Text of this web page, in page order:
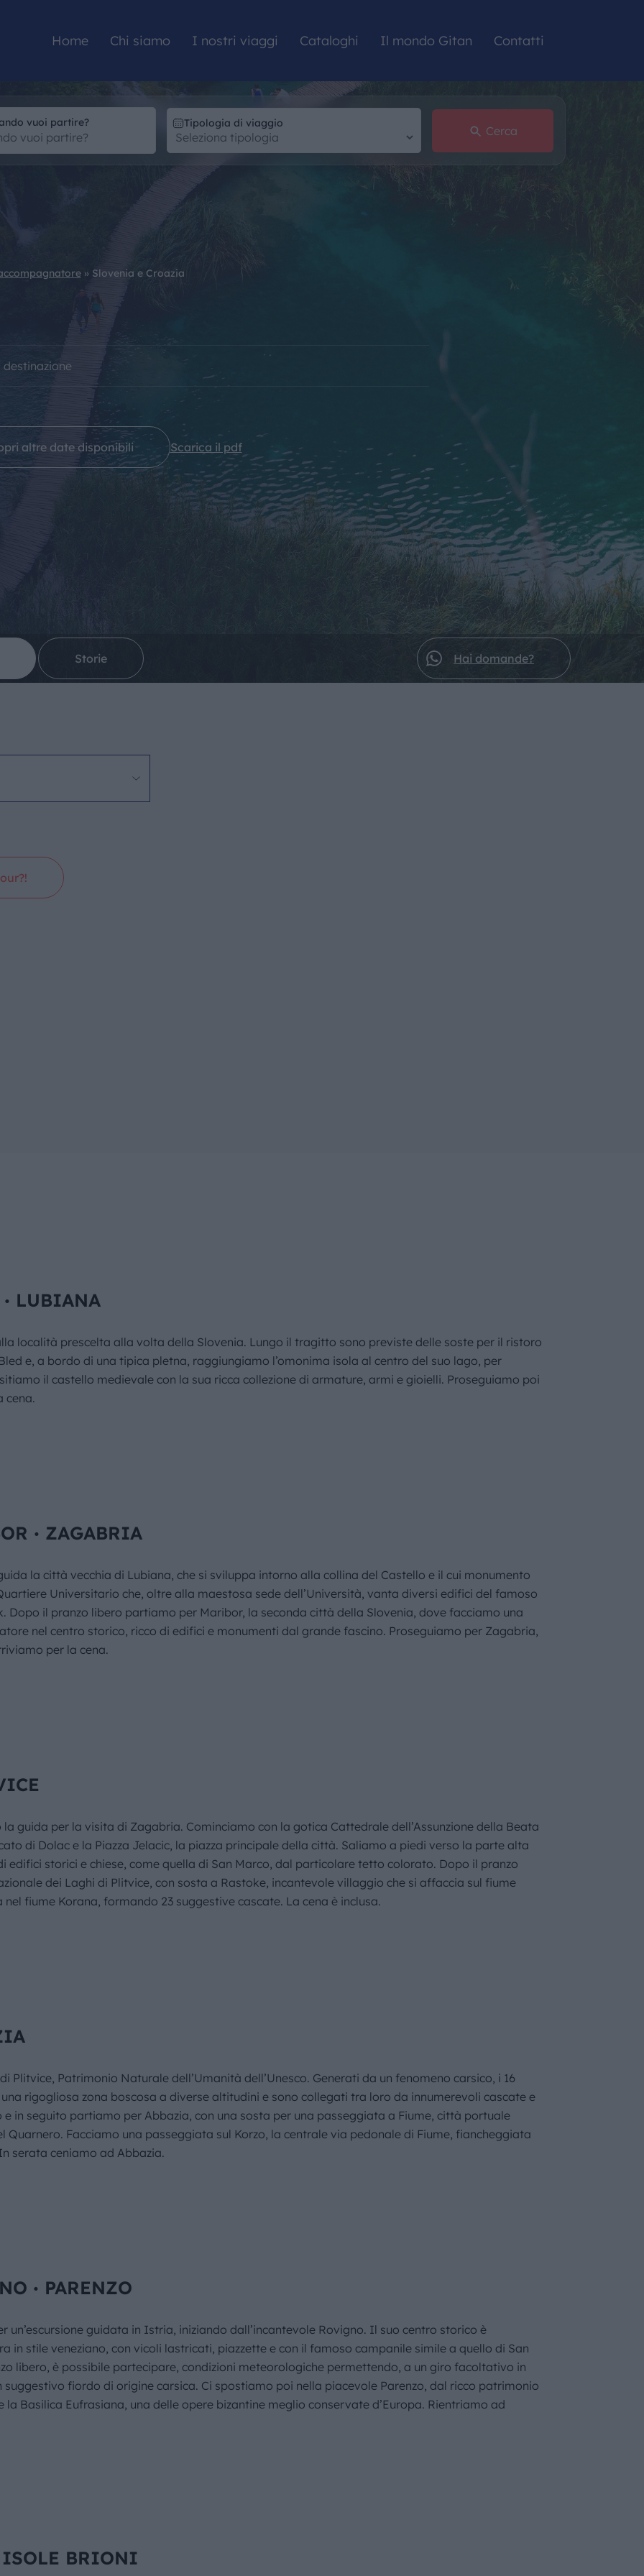
Home Chi siamo I nostri viaggi Cataloghi Il mondo Gitan Contatti
vuoi partire? Tipologia di viaggio
Cerca
CHI SIAMO
CATALOGHI
»Slovenia e Croazia
altre date disponibili Scarica il pdf
Storie Hai domande?
∙ LUBIANA
località prescelta alla volta della Slovenia. Lungo il tragitto sono previste delle soste per il ristoro
e, a bordo di una tipica pletna, raggiungiamo l’omonima isola al centro del suo lago, per
il castello medievale con la sua ricca collezione di armature, armi e gioielli. Proseguiamo poi
cena.
∙ ZAGABRIA
la città vecchia di Lubiana, che si sviluppa intorno alla collina del Castello e il cui monumento
Universitario che, oltre alla maestosa sede dell’Università, vanta diversi edifici del famoso
Dopo il pranzo libero partiamo per Maribor, la seconda città della Slovenia, dove facciamo una
nel centro storico, ricco di edifici e monumenti dal grande fascino. Proseguiamo per Zagabria,
per la cena.
guida per la visita di Zagabria. Cominciamo con la gotica Cattedrale dell’Assunzione della Beata
di Dolac e la Piazza Jelacic, la piazza principale della città. Saliamo a piedi verso la parte alta
edifici storici e chiese, come quella di San Marco, dal particolare tetto colorato. Dopo il pranzo
dei Laghi di Plitvice, con sosta a Rastoke, incantevole villaggio che si affaccia sul fiume
nel fiume Korana, formando 23 suggestive cascate. La cena è inclusa.
Patrimonio Naturale dell’Umanità dell’Unesco. Generati da un fenomeno carsico, i 16
rigogliosa zona boscosa a diverse altitudini e sono collegati tra loro da innumerevoli cascate e
e in seguito partiamo per Abbazia, con una sosta per una passeggiata a Fiume, città portuale
Facciamo una passeggiata sul Korzo, la centrale via pedonale di Fiume, fiancheggiata
serata ceniamo ad Abbazia.
∙ PARENZO
un’escursione guidata in Istria, iniziando dall’incantevole Rovigno. Il suo centro storico è
in stile veneziano, con vicoli lastricati, piazzette e con il famoso campanile simile a quello di San
libero, è possibile partecipare, condizioni meteorologiche permettendo, a un giro facoltativo in
suggestivo fiordo di origine carsica. Ci spostiamo poi nella piacevole Parenzo, dal ricco patrimonio
Basilica Eufrasiana, una delle opere bizantine meglio conservate d’Europa. Rientriamo ad
ISOLE BRIONI